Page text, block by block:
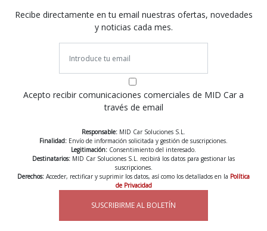
Recibe directamente en tu email nuestras ofertas, novedades
y noticias cada mes.
Acepto recibir comunicaciones comerciales de MID Car a
través de email
Responsable: MID Car Soluciones S.L.
Finalidad: Envío de información solicitada y gestión de suscripciones.
Legitimación: Consentimiento del interesado.
Destinatarios: MID Car Soluciones S.L. recibirá los datos para gestionar las
suscripciones.
Derechos: Acceder, rectificar y suprimir los datos, así como los detallados en la Política
de Privacidad
SUSCRIBIRME AL BOLETÍN